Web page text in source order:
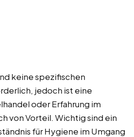
keine spezifischen
jedoch ist eine
oder Erfahrung im
von Vorteil. Wichtig sind ein
für Hygiene im Umgang